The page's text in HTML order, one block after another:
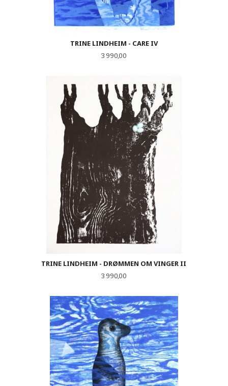
TRINE LINDHEIM - CARE IV
Pris
3 990,00
TRINE LINDHEIM - DRØMMEN OM VINGER II
Pris
3 990,00